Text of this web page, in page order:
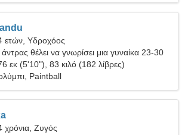
ετών, Υδροχόος
θέλει να γνωρίσει μια γυναίκα 23-30
εκ (5'10"), 83 κιλό (182 λίβρες)
Paintball
χρόνια, Ζυγός